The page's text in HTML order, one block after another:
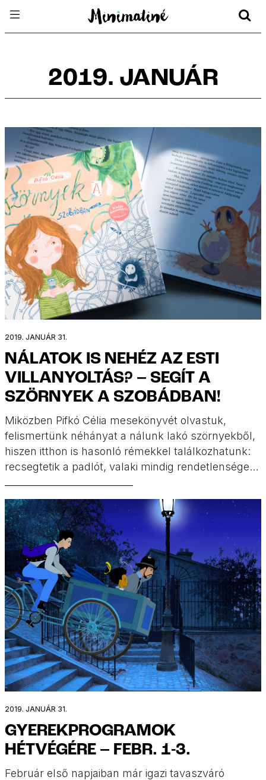
2019. JANUÁR
2019. JANUÁR 31.
NÁLATOK IS NEHÉZ AZ ESTI
VILLANYOLTÁS? – SEGÍT A
SZÖRNYEK A SZOBÁDBAN!
Miközben Pifkó Célia mesekönyvét olvastuk,
felismertünk néhányat a nálunk lakó szörnyekből,
hiszen itthon is hasonló rémekkel találkozhatunk:
recsegtetik a padlót, valaki mindig rendetlenséget
félelmetes ruha vagy könyv kupacok jelennek
meg. Mégis, ahogy így láttuk őket, rögtön
barátságossá, különlegessé és szerethetővé
váltak. Találjátok meg ti is kedvenc házi […]
2019. JANUÁR 31.
GYEREKPROGRAMOK
HÉTVÉGÉRE – FEBR. 1-3.
Február első napjaiban már igazi tavaszváró